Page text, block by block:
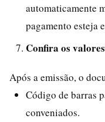
automaticamente
pagamento esteja
Confira os valores
Após a emissão, o
Código de barras
conveniados.